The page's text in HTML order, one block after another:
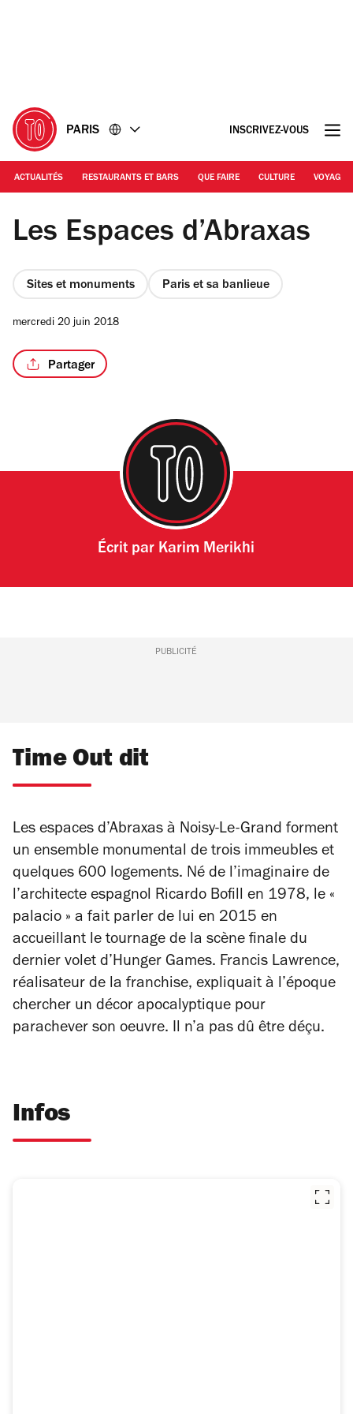
PARIS INSCRIVEZ-VOUS
ACTUALITÉS RESTAURANTS ET BARS QUE FAIRE CULTURE VOYAGE
© Alexandre Faraci
Les Espaces d’Abraxas
Sites et monuments Paris et sa banlieue
mercredi 20 juin 2018
Partager
Écrit par Karim Merikhi
PUBLICITÉ
Time Out dit
Les espaces d’Abraxas à Noisy-Le-Grand forment
un ensemble monumental de trois immeubles et
quelques 600 logements. Né de l’imaginaire de
l’architecte espagnol Ricardo Bofill en 1978, le «
palacio » a fait parler de lui en 2015 en
accueillant le tournage de la scène finale du
dernier volet d’Hunger Games. Francis Lawrence,
réalisateur de la franchise, expliquait à l’époque
chercher un décor apocalyptique pour
parachever son oeuvre. Il n’a pas dû être déçu.
Infos